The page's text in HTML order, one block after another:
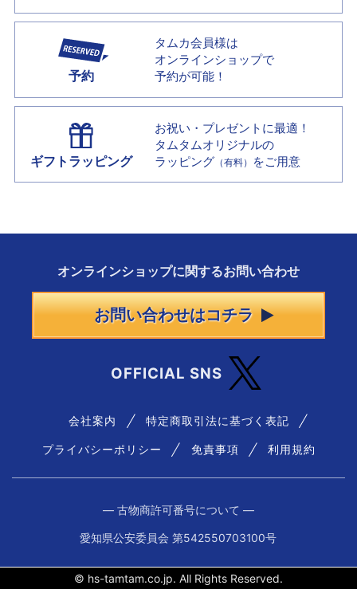
予約
タムカ会員様は
オンラインショップで
予約が可能！
ギフトラッピング
お祝い・プレゼントに最適！
タムタムオリジナルの
ラッピング （有料） をご用意
オンラインショップに関するお問い合わせ
お問い合わせはコチラ
OFFICIAL SNS
会社案内 特定商取引法に基づく表記
プライバシーポリシー 免責事項 利用規約
― 古物商許可番号について ―
愛知県公安委員会 第542550703100号
© hs-tamtam.co.jp. All Rights Reserved.